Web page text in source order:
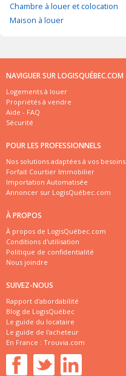
Chambre à louer et colocation
Maison à louer
NAVIGUER SUR LOGISQUÉBEC.COM
Logements à louer
Propriétés à vendre
Aide - FAQ
Sécurité
POUR LES PROFESSIONNELS
Nos solutions adaptées à vos besoins
Forfait Courtier Immobilier
Importation Automatisée
Annoncer sur LogisQuébec.com
À PROPOS
À propos de LogisQuébec.com
Conditions d'utilisation
Politique de confidentialité
Nous joindre
SUIVEZ-NOUS
Rapport d'abordabilité
Blog de LogisQuébec
Le guide du locataire
Le guide de l'acheteur
En France : Trouvia.com